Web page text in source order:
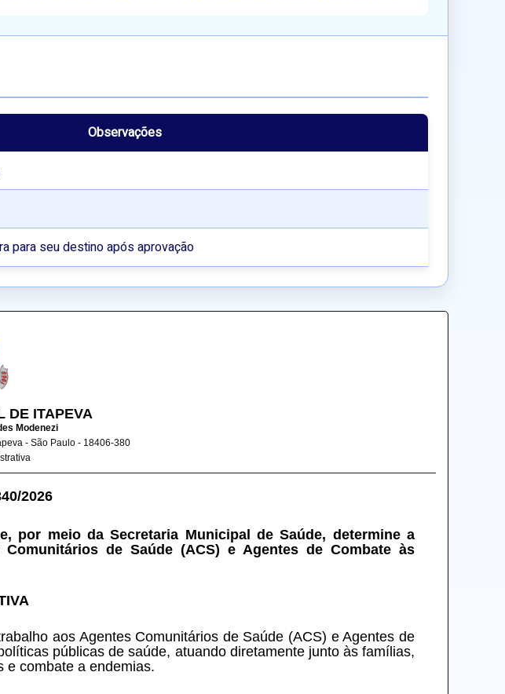
Observações
para seu destino após aprovação
DE ITAPEVA
Modenezi
- São Paulo - 18406-380
2026
por meio da Secretaria Municipal de Saúde, determine a
de Saúde (ACS) e Agentes de Combate às
aos Agentes Comunitários de Saúde (ACS) e Agentes de
públicas de saúde, atuando diretamente junto às famílias,
e combate a endemias.